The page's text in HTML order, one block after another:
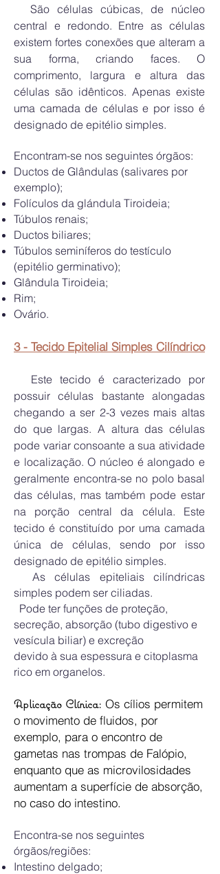
São células cúbicas, de núcleo
central e redondo. Entre as células
existem fortes conexões que alteram a
sua forma, criando faces. O
comprimento, largura e altura das
células são idênticos. Apenas existe
uma camada de células e por isso é
designado de epitélio simples.
Encontram-se nos seguintes órgãos:
Ductos de Glândulas (salivares por
exemplo);
Folículos da glándula Tiroideia;
Túbulos renais;
Ductos biliares;
Túbulos seminíferos do testículo
(epitélio germinativo);
Glândula Tiroideia;
Rim;
Ovário.
3 - Tecido Epitelial Simples Cilíndrico
Este tecido é caracterizado por
possuir células bastante alongadas
chegando a ser 2-3 vezes mais altas
do que largas. A altura das células
pode variar consoante a sua atividade
e localização. O núcleo é alongado e
geralmente encontra-se no polo basal
das células, mas também pode estar
na porção central da célula. Este
tecido é constituído por uma camada
única de células, sendo por isso
designado de epitélio simples.
As células epiteliais cilíndricas
simples podem ser ciliadas.
Pode ter funções de proteção,
secreção, absorção (tubo digestivo e
vesícula biliar) e excreção
devido à sua espessura e citoplasma
rico em organelos.
Aplicação Clínica: Os cílios permitem
o movimento de fluidos, por
exemplo, para o encontro de
gametas nas trompas de Falópio,
enquanto que as microvilosidades
aumentam a superfície de absorção,
no caso do intestino.
Encontra-se nos seguintes
órgãos/regiões:
Intestino delgado;